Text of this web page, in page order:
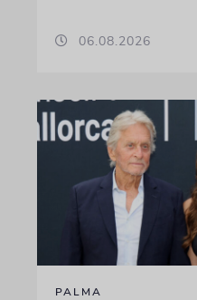
06.08.2026
PALMA